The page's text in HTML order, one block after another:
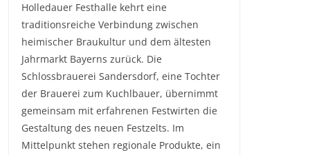
Holledauer Festhalle kehrt eine
traditionsreiche Verbindung zwischen
heimischer Braukultur und dem ältesten
Jahrmarkt Bayerns zurück. Die
Schlossbrauerei Sandersdorf, eine Tochter
der Brauerei zum Kuchlbauer, übernimmt
gemeinsam mit erfahrenen Festwirten die
Gestaltung des neuen Festzelts. Im
Mittelpunkt stehen regionale Produkte, ein